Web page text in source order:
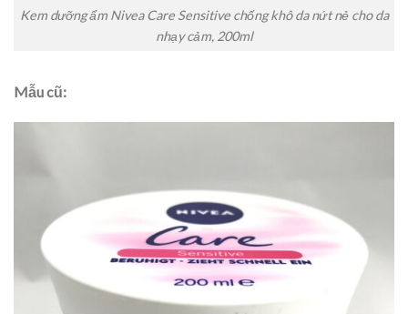
Kem dưỡng ẩm Nivea Care Sensitive chống khô da nứt nẻ cho da
nhạy cảm, 200ml
Mẫu cũ: